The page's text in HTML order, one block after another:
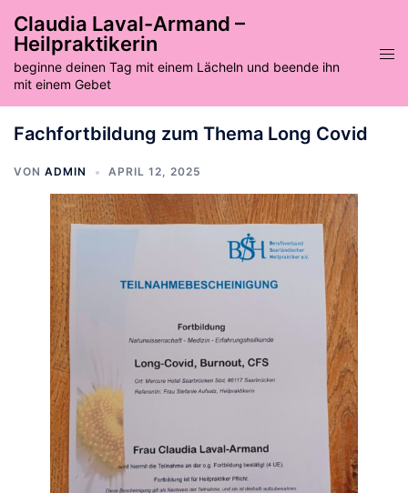
Inhalt
springen
Claudia Laval-Armand –
Heilpraktikerin
beginne deinen Tag mit einem Lächeln und beende ihn
mit einem Gebet
Fachfortbildung zum Thema Long Covid
VON ADMIN APRIL 12, 2025